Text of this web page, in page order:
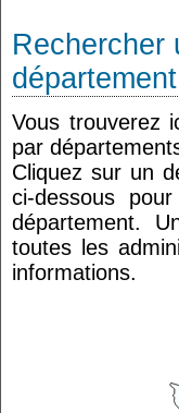
Rechercher
département
Vous trouverez
par
Cliquez sur un
ci-dessous
département.
toutes les
informations.